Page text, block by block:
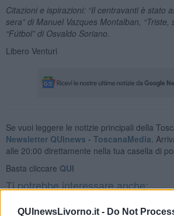
QUInewsLivorno.it - Do Not
Citazioni e ispirazioni: “Il centravanti è stato
sera” di Manuel Vazques Montalban , “Triste,
“Fútbol” di Osvaldo Soriano.
Libero Venturi
Se vuoi leggere le notizie principali della
Newsletter QUInews - ToscanaMedia.
alle 20:00 direttamente nella tua casella di
Basta cliccare QUI
Ti potrebbe interessare anche:
Articoli dal Blog “Pensieri della domenica” di